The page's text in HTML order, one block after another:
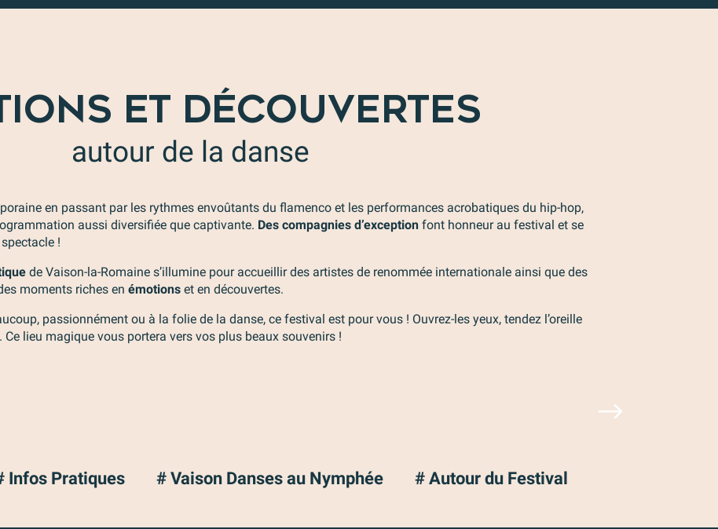
ET DÉCOUVERTES
autour de la danse
en passant par les rythmes envoûtants du flamenco et les performances acrobatiques du hip-hop,
aussi diversifiée que captivante. Des compagnies d’exception font honneur au festival et se
!
de Vaison-la-Romaine s’illumine pour accueillir des artistes de renommée internationale ainsi que des
moments riches en émotions et en découvertes.
passionnément ou à la folie de la danse, ce festival est pour vous ! Ouvrez-les yeux, tendez l’oreille
. Ce lieu magique vous portera vers vos plus beaux souvenirs !
Infos Pratiques # Vaison Danses au Nymphée # Autour du Festival